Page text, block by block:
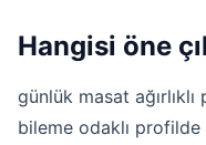
Hangisi öne
günlük masat
bileme odaklı profilde